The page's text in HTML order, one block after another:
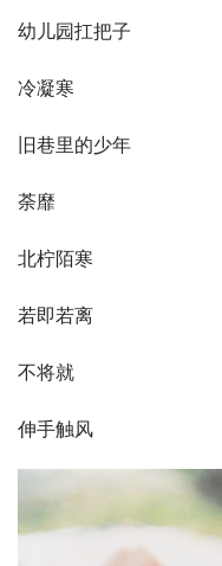
幼儿园扛把子
冷凝寒
旧巷里的少年
荼靡
北柠陌寒
若即若离
不将就
伸手触风